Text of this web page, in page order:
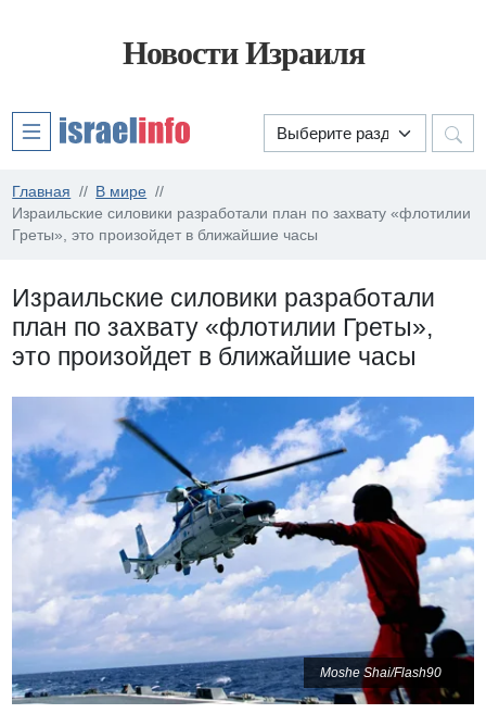
Новости Израиля
Главная
В мире
Израильские силовики разработали план по захвату «флотилии
Греты», это произойдет в ближайшие часы
Израильские силовики разработали
план по захвату «флотилии Греты»,
это произойдет в ближайшие часы
Moshe Shai/Flash90